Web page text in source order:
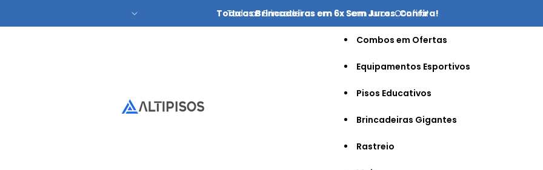
Toda as Brincadeiras em 6x Sem Juros. Confira!
Toda as Brincadeiras em 6x Sem Juros. Confira!
Combos em Ofertas
Equipamentos Esportivos
Pisos Educativos
Brincadeiras Gigantes
Rastreio